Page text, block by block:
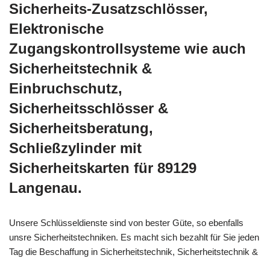
Sicherheits-Zusatzschlösser,
Elektronische
Zugangskontrollsysteme wie auch
Sicherheitstechnik &
Einbruchschutz,
Sicherheitsschlösser &
Sicherheitsberatung,
Schließzylinder mit
Sicherheitskarten für 89129
Langenau.
Unsere Schlüsseldienste sind von bester Güte, so ebenfalls
unsre Sicherheitstechniken. Es macht sich bezahlt für Sie jeden
Tag die Beschaffung in Sicherheitstechnik, Sicherheitstechnik &